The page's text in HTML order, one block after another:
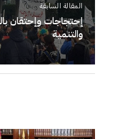
المقالة السابقة
إحتجاجات وإحتقان
والتنمية